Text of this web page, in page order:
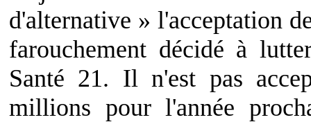
d'alternative » l'acceptation
farouchement décidé à
Santé 21. Il n'est pas
millions pour l'année